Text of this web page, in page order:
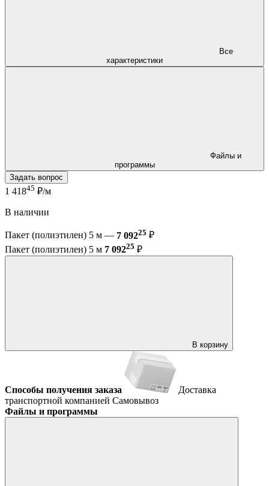
характеристики
программы
Задать вопрос
1 41845 ₽/м
В наличии
Пакет (полиэтилен) 5 м — 7 09225 ₽
Пакет (полиэтилен) 5 м 7 09225 ₽
В корзину
Способы получения заказа
Доставка
транспортной компанией Самовывоз
Файлы и программы